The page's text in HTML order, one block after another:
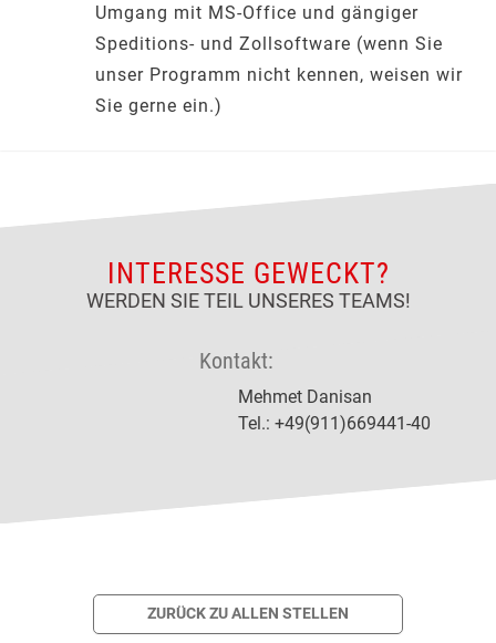
Umgang mit MS-Office und gängiger
Speditions- und Zollsoftware (wenn Sie
unser Programm nicht kennen, weisen wir
Sie gerne ein.)
INTERESSE GEWECKT?
WERDEN SIE TEIL UNSERES TEAMS!
Kontakt:
Mehmet Danisan
Tel.: +49(911)669441-40
ZURÜCK ZU ALLEN STELLEN